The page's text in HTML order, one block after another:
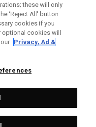
Brands.
these will only
‘Reject All' button
cookies if you
cookies will
Privacy, Ad &